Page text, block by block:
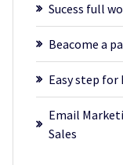
Sucess full
Beacome a
Easy step for
Email
Sales